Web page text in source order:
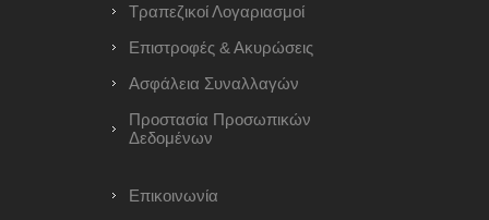
Τραπεζικοί Λογαριασμοί
Επιστροφές & Ακυρώσεις
Ασφάλεια Συναλλαγών
Προστασία Προσωπικών
Δεδομένων
Επικοινωνία